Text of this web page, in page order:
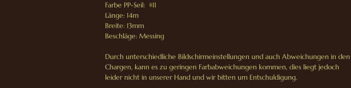
Farbe PP-Seil: #11
Länge: 14m
Breite: 13mm
Beschläge: Messing
Durch unterschiedliche Bildschirmeinstellungen und auch Abweichungen in den
Chargen, kann es zu geringen Farbabweichungen kommen, dies liegt jedoch
leider nicht in unserer Hand und wir bitten um Entschuldigung.